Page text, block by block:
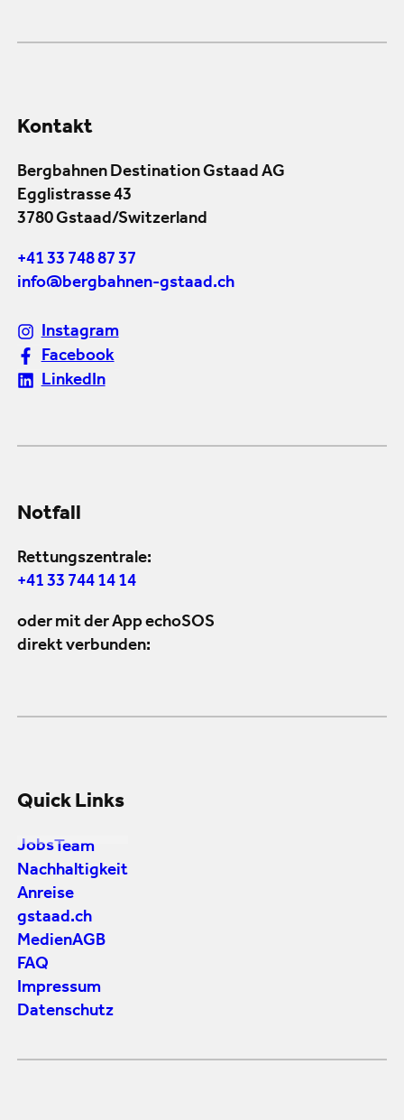
Kontakt
Bergbahnen Destination Gstaad AG
Egglistrasse 43
3780 Gstaad/Switzerland
+41 33 748 87 37
info@bergbahnen-gstaad.ch
Instagram
Facebook
LinkedIn
Notfall
Rettungszentrale:
+41 33 744 14 14
oder mit der App echoSOS
direkt verbunden:
Quick Links
Jobs Team
Nachhaltigkeit
Anreise
gstaad.ch
MedienAGB
FAQ
Impressum
Datenschutz